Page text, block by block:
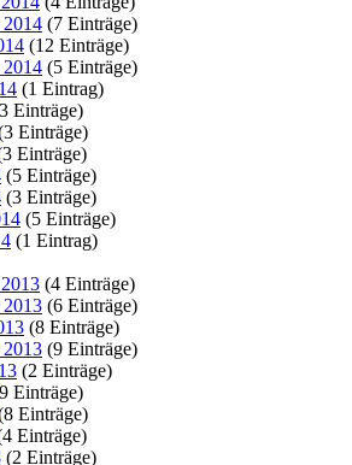
(7 Einträge)
(12 Einträge)
2014 (5 Einträge)
(1 Eintrag)
Einträge)
Einträge)
Einträge)
(5 Einträge)
(3 Einträge)
(5 Einträge)
(1 Eintrag)
(4 Einträge)
(6 Einträge)
(8 Einträge)
2013 (9 Einträge)
(2 Einträge)
Einträge)
Einträge)
Einträge)
(2 Einträge)